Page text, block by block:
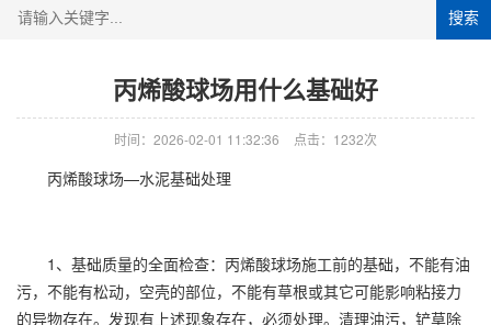
搜索
丙烯酸球场用什么基础好
时间：2026-02-01 11:32:36 点击：1232次
丙烯酸球场—水泥基础处理
1、基础质量的全面检查： 丙烯酸球场施工前的基础，不能有油
污，不能有松动，空壳的部位，不能有草根或其它可能影响粘接力
的异物存在。发现有上述现象存在，必须处理。清理油污，铲草除